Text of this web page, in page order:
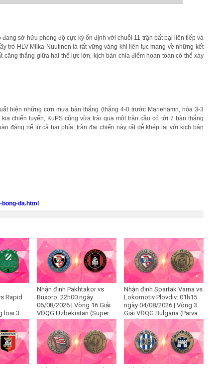
sở hữu phong độ cực kỳ ổn định với chuỗi 11 trận bất bại liên tiếp và
trò HLV Miika Nuutinen là rất vững vàng khi liên tục mang về những kết
căng thẳng giữa hai thế lực lớn, kịch bản chia điểm hoàn toàn có thể xảy
hiện những cơn mưa bàn thắng (thắng 4-0 trước Mariehamn, hòa 3-3
chiến tuyến, KuPS cũng vừa trải qua một trận cầu có tới 7 bàn thắng
đáng nể từ cả hai phía, trận đại chiến này rất dễ khép lại với kịch bản
da.html
Rapid
loại 3
League
Nhận định Pakhtakor vs
Buxoro: 22h00 ngày
06/08/2026 | Vòng 16 Giải
VĐQG Uzbekistan (Super
League) 2026
Nhận định Spartak Varna vs
Lokomotiv Plovdiv: 01h15
ngày 04/08/2026 | Vòng 3
Giải VĐQG Bulgaria (Parva
Liga) 2026/2027